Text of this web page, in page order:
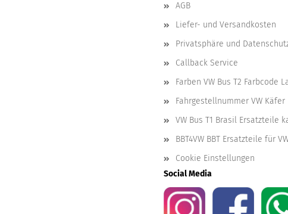
AGB
Liefer- und Versandkosten
Privatsphäre und
Callback Service
Farben VW Bus T2 Farbcode
Fahrgestellnummer VW Käfer
VW Bus T1 Brasil Ersatzteile
BBT4VW BBT Ersatzteile für
Cookie Einstellungen
Social Media